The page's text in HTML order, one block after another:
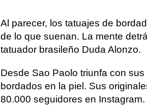
Al parecer, los tatuajes de
de lo que suenan. La mente
tatuador brasileño Duda Alonzo.
Desde Sao Paolo triunfa con
bordados en la piel. Sus
80.000 seguidores en Instagram.